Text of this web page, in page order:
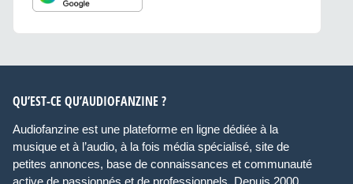
QU’EST-CE QU’AUDIOFANZINE ?
Audiofanzine est une plateforme en ligne dédiée à la
musique et à l’audio, à la fois média spécialisé, site de
petites annonces, base de connaissances et communauté
active de passionnés et de professionnels. Depuis 2000,